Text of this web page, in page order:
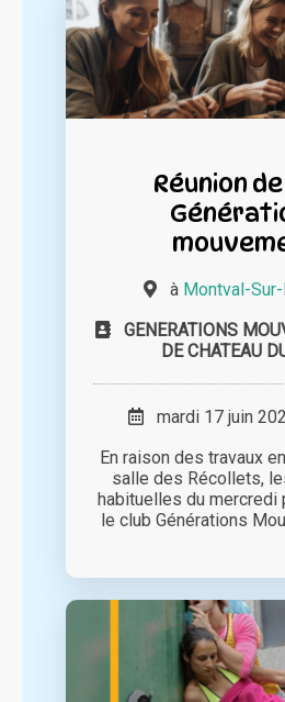
Réunion
à Montval-
GENERATIONS
DE CHATEAU
mardi 17 juin
En raison des travaux
salle des Récollets,
habituelles du mercredi
le club Générations